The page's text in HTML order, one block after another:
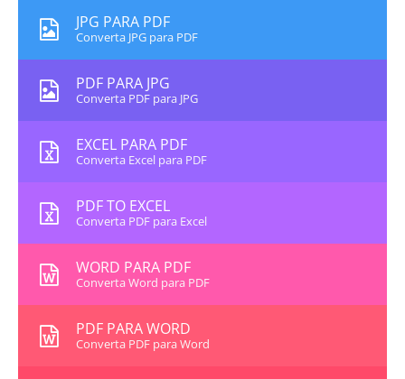
JPG PARA PDF
Converta JPG para PDF
PDF PARA JPG
Converta PDF para JPG
EXCEL PARA PDF
Converta Excel para PDF
PDF TO EXCEL
Converta PDF para Excel
WORD PARA PDF
Converta Word para PDF
PDF PARA WORD
Converta PDF para Word